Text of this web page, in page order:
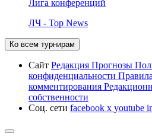
Лига конференций
ЛЧ - Top News
Ко всем турнирам
Сайт Редакция Прогнозы
конфиденциальности
комментирования
собственности
Соц. сети facebook x youtube